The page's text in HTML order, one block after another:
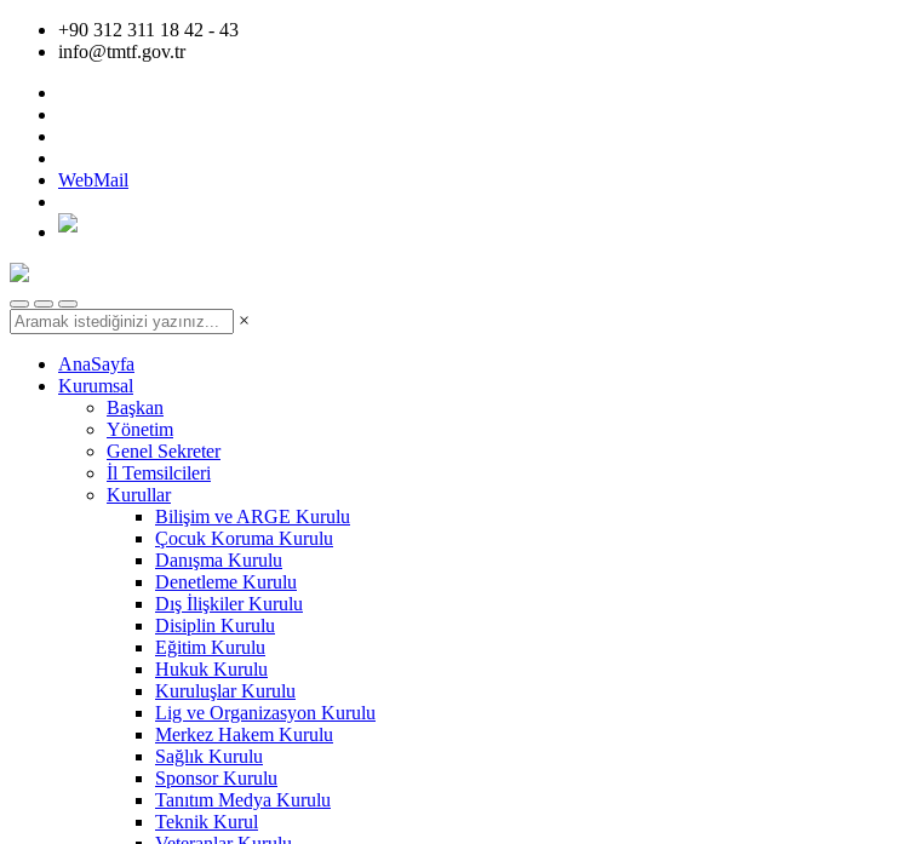
+90 312 311 18 42 - 43
info@tmtf.gov.tr
WebMail
×
AnaSayfa
Kurumsal
Başkan
Yönetim
Genel Sekreter
İl Temsilcileri
Kurullar
Bilişim ve ARGE Kurulu
Çocuk Koruma Kurulu
Danışma Kurulu
Denetleme Kurulu
Dış İlişkiler Kurulu
Disiplin Kurulu
Eğitim Kurulu
Hukuk Kurulu
Kuruluşlar Kurulu
Lig ve Organizasyon Kurulu
Merkez Hakem Kurulu
Sağlık Kurulu
Sponsor Kurulu
Tanıtım Medya Kurulu
Teknik Kurul